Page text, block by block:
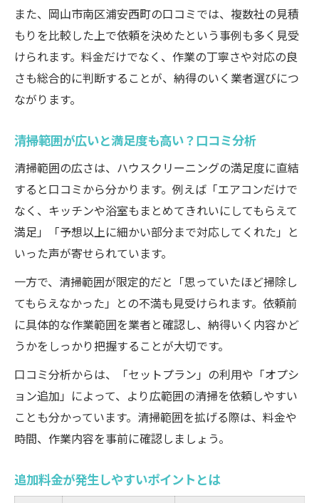
また、岡山市南区浦安西町の口コミでは、複数社の見積
もりを比較した上で依頼を決めたという事例も多く見受
けられます。料金だけでなく、作業の丁寧さや対応の良
さも総合的に判断することが、納得のいく業者選びにつ
ながります。
清掃範囲が広いと満足度も高い？口コミ分析
清掃範囲の広さは、ハウスクリーニングの満足度に直結
すると口コミから分かります。例えば「エアコンだけで
なく、キッチンや浴室もまとめてきれいにしてもらえて
満足」「予想以上に細かい部分まで対応してくれた」と
いった声が寄せられています。
一方で、清掃範囲が限定的だと「思っていたほど掃除し
てもらえなかった」との不満も見受けられます。依頼前
に具体的な作業範囲を業者と確認し、納得いく内容かど
うかをしっかり把握することが大切です。
口コミ分析からは、「セットプラン」の利用や「オプシ
ョン追加」によって、より広範囲の清掃を依頼しやすい
ことも分かっています。清掃範囲を拡げる際は、料金や
時間、作業内容を事前に確認しましょう。
追加料金が発生しやすいポイントとは